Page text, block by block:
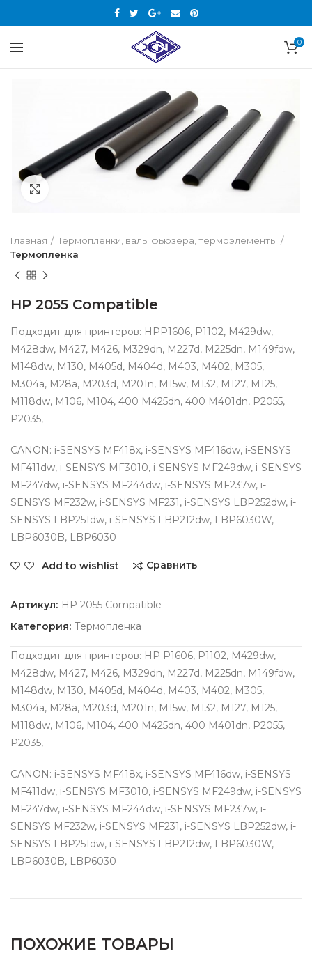
0
Нажмите, чтобы увеличить
Главная
Термопленки, валы фьюзера, термоэлементы
Термопленка
HP 2055 Compatible
Подходит для принтеров: HPP1606, P1102, M429dw,
M428dw, M427, M426, M329dn, M227d, M225dn, M149fdw,
M148dw, M130, M405d, M404d, M403, M402, M305,
M304a, M28a, M203d, M201n, M15w, M132, M127, M125,
M118dw, M106, M104, 400 M425dn, 400 M401dn, P2055,
P2035,
CANON: i-SENSYS MF418x, i-SENSYS MF416dw, i-SENSYS
MF411dw, i-SENSYS MF3010, i-SENSYS MF249dw, i-SENSYS
MF247dw, i-SENSYS MF244dw, i-SENSYS MF237w, i-
SENSYS MF232w, i-SENSYS MF231, i-SENSYS LBP252dw, i-
SENSYS LBP251dw, i-SENSYS LBP212dw, LBP6030W,
LBP6030B, LBP6030
Add to wishlist Сравнить
Артикул: HP 2055 Compatible
Категория: Термопленка
Подходит для принтеров: HP P1606, P1102, M429dw,
M428dw, M427, M426, M329dn, M227d, M225dn, M149fdw,
M148dw, M130, M405d, M404d, M403, M402, M305,
M304a, M28a, M203d, M201n, M15w, M132, M127, M125,
M118dw, M106, M104, 400 M425dn, 400 M401dn, P2055,
P2035,
CANON: i-SENSYS MF418x, i-SENSYS MF416dw, i-SENSYS
MF411dw, i-SENSYS MF3010, i-SENSYS MF249dw, i-SENSYS
MF247dw, i-SENSYS MF244dw, i-SENSYS MF237w, i-
SENSYS MF232w, i-SENSYS MF231, i-SENSYS LBP252dw, i-
SENSYS LBP251dw, i-SENSYS LBP212dw, LBP6030W,
LBP6030B, LBP6030
ПОХОЖИЕ ТОВАРЫ